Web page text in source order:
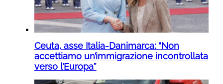
Ceuta, asse Italia-Danimarca: “Non
accettiamo un’immigrazione incontrollata
verso l’Europa”